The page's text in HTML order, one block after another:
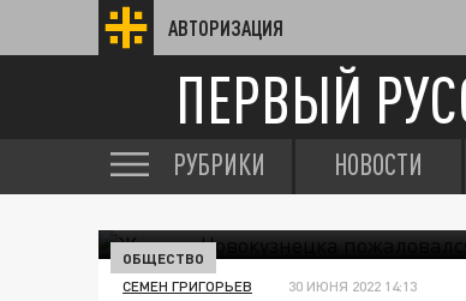
АВТОРИЗАЦИЯ
ПЕРВЫЙ
РУБРИКИ НОВОСТИ
ОБЩЕСТВО
СЕМЕН ГРИГОРЬЕВ 30 ИЮНЯ 2022 14:13